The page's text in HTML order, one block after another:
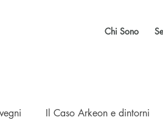
Chi Sono
Il Caso Arkeon e dintorni